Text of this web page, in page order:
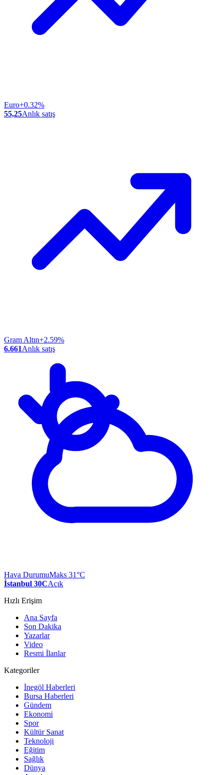
Euro+0.32%
55,25Anlık satış
Gram Altın+2.59%
6.661Anlık satış
Hava DurumuMaks 31°C
İstanbul 30CAçık
Hızlı Erişim
Ana Sayfa
Son Dakika
Yazarlar
Video
Resmi İlanlar
Kategoriler
İnegöl Haberleri
Bursa Haberleri
Gündem
Ekonomi
Spor
Kültür Sanat
Teknoloji
Eğitim
Sağlık
Dünya